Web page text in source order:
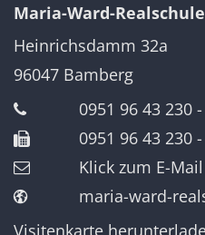
Maria-Ward-
Heinrichsdamm 32a
96047 Bamberg
0951 96 43 230
0951 96 43 230
Klick zum E-
maria-ward-
Visitenkarte